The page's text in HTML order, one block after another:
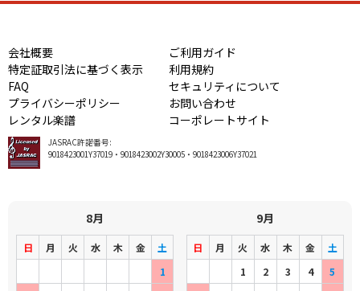
会社概要
ご利用ガイド
特定証取引法に基づく表示
利用規約
FAQ
セキュリティについて
プライバシーポリシー
お問い合わせ
レンタル楽譜
コーポレートサイト
JASRAC許諾番号:
9018423001Y37019・9018423002Y30005・9018423006Y37021
8月
日 月 火 水 木 金
土
1
9月
日 月 火 水 木 金
土
1
2 3 4
5